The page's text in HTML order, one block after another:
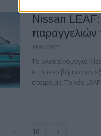
Nissan
παραγγελιών
19/06/2025
Το ολοκαίνουργιο
επόμενο βήμα στην
εταιρείας. Το νέο
... 10